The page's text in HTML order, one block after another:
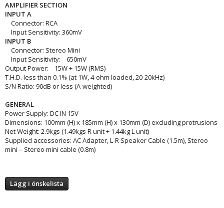
AMPLIFIER SECTION
INPUT A
Connector: RCA
Input Sensitivity: 360mV
INPUT B
Connector: Stereo Mini
Input Sensitivity: 650mV
Output Power: 15W + 15W (RMS)
T.H.D. less than 0.1% (at 1W, 4-ohm loaded, 20-20kHz)
S/N Ratio: 90dB or less (A-weighted)
GENERAL
Power Supply: DC IN 15V
Dimensions: 100mm (H) x 185mm (H) x 130mm (D) excluding protrusions
Net Weight: 2.9kgs (1.49kgs R unit + 1.44kg L unit)
Supplied accessories: AC Adapter, L-R Speaker Cable (1.5m), Stereo
mini – Stereo mini cable (0.8m)
Lägg i önskelista